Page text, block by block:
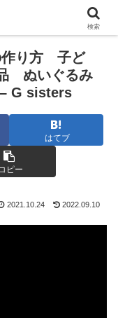
作り方 子ど
ぬいぐるみ
G sisters
はてブ
ピー
2021.10.24 2022.09.10
検索